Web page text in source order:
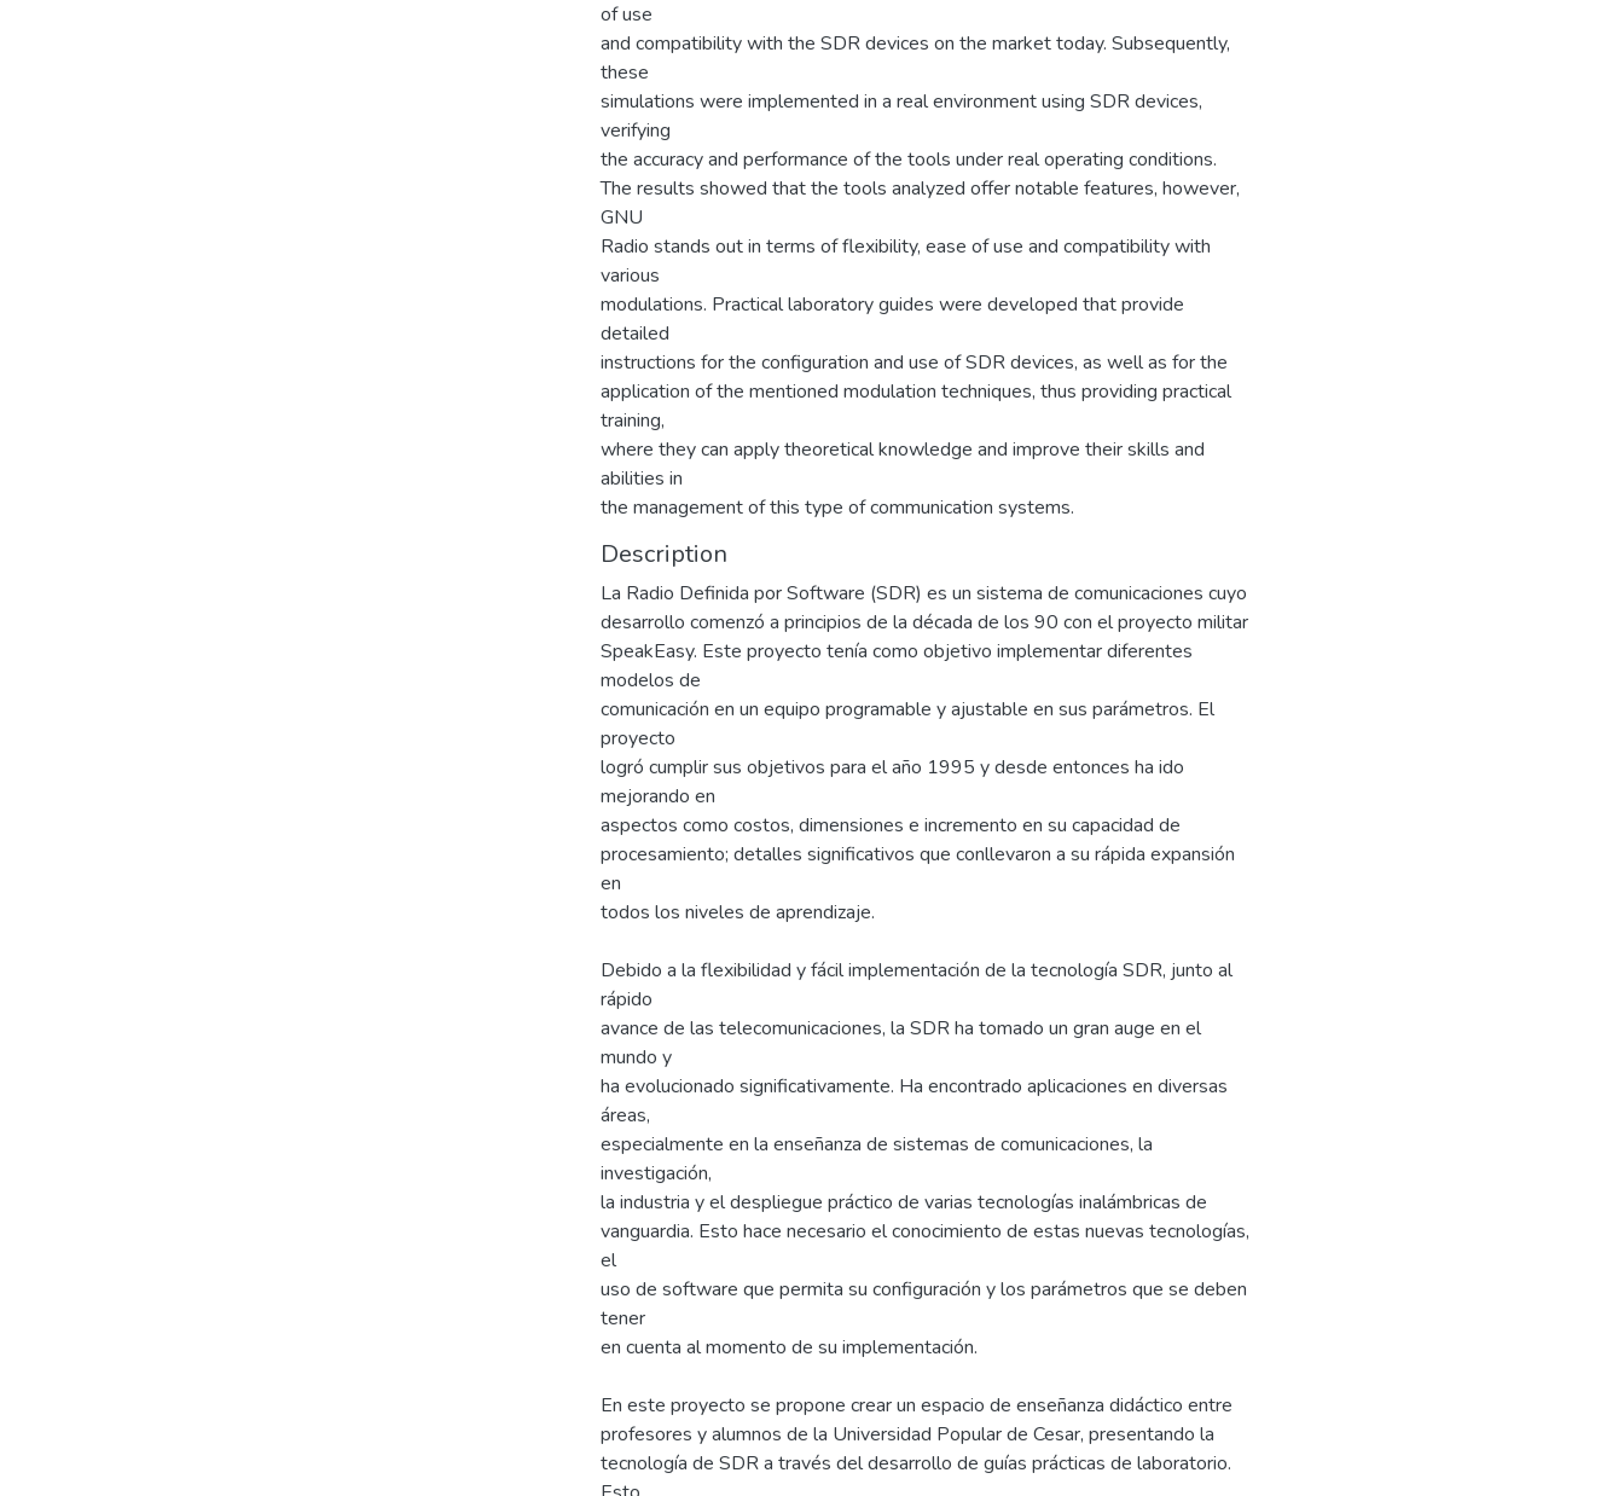
of use
and compatibility with the SDR devices on the market today. Subsequently,
these
simulations were implemented in a real environment using SDR devices,
verifying
the accuracy and performance of the tools under real operating conditions.
The results showed that the tools analyzed offer notable features, however,
GNU
Radio stands out in terms of flexibility, ease of use and compatibility with
various
modulations. Practical laboratory guides were developed that provide
detailed
instructions for the configuration and use of SDR devices, as well as for the
application of the mentioned modulation techniques, thus providing practical
training,
where they can apply theoretical knowledge and improve their skills and
abilities in
the management of this type of communication systems.
Description
La Radio Definida por Software (SDR) es un sistema de comunicaciones cuyo
desarrollo comenzó a principios de la década de los 90 con el proyecto militar
SpeakEasy. Este proyecto tenía como objetivo implementar diferentes
modelos de
comunicación en un equipo programable y ajustable en sus parámetros. El
proyecto
logró cumplir sus objetivos para el año 1995 y desde entonces ha ido
mejorando en
aspectos como costos, dimensiones e incremento en su capacidad de
procesamiento; detalles significativos que conllevaron a su rápida expansión
en
todos los niveles de aprendizaje.
Debido a la flexibilidad y fácil implementación de la tecnología SDR, junto al
rápido
avance de las telecomunicaciones, la SDR ha tomado un gran auge en el
mundo y
ha evolucionado significativamente. Ha encontrado aplicaciones en diversas
áreas,
especialmente en la enseñanza de sistemas de comunicaciones, la
investigación,
la industria y el despliegue práctico de varias tecnologías inalámbricas de
vanguardia. Esto hace necesario el conocimiento de estas nuevas tecnologías,
el
uso de software que permita su configuración y los parámetros que se deben
tener
en cuenta al momento de su implementación.
En este proyecto se propone crear un espacio de enseñanza didáctico entre
profesores y alumnos de la Universidad Popular de Cesar, presentando la
tecnología de SDR a través del desarrollo de guías prácticas de laboratorio.